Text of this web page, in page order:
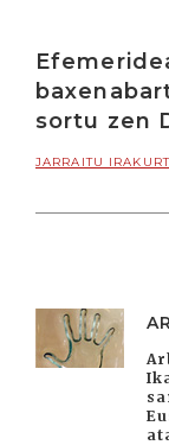
sortu zen
JARRAITU